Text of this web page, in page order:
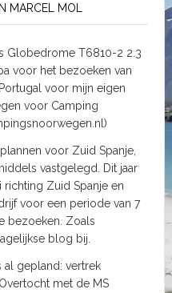
MARCEL MOL
Globedrome T6810-2 2.3
voor het bezoeken van
voor mijn eigen
voor Camping
voor Zuid Spanje,
vastgelegd. Dit jaar
Zuid Spanje en
voor een periode van 7
bezoeken. Zoals
blog bij.
al gepland: vertrek
met de MS